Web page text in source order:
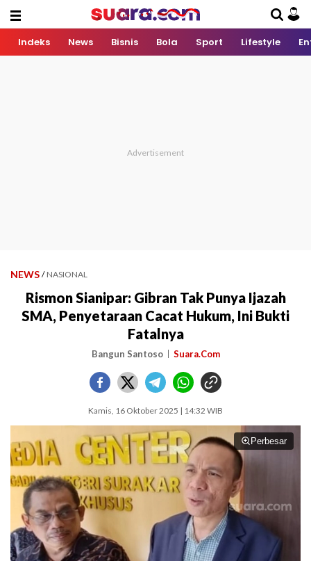
Indeks News Bisnis Bola Sport Lifestyle
NEWS / NASIONAL
Rismon Sianipar: Gibran Tak Punya Ijazah
SMA, Penyetaraan Cacat Hukum, Ini Bukti
Fatalnya
Bangun Santoso Suara.Com
Kamis, 16 Oktober 2025 | 14:32 WIB
Perbesar